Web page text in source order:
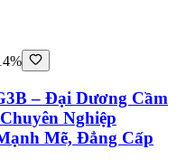
– Đại Dương Cầm
Nghiệp
Mẽ, Đẳng Cấp